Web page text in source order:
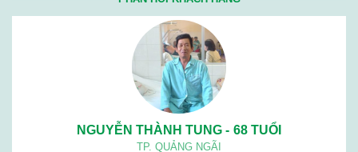
NGUYỄN THÀNH TUNG - 68 TUỔI
TP. QUẢNG NGÃI